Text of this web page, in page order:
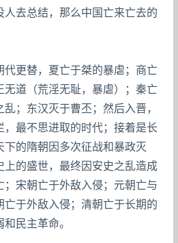
去总结，那么中国亡来亡去的
代更替，夏亡于桀的暴虐；商亡
无道（荒淫无耻，暴虐）；秦亡
；东汉灭于曹丕；然后入晋，
最不思进取的时代；接着是长
的隋朝因多次征战和暴政灭
上的盛世，最终因安史之乱造成
；宋朝亡于外敌入侵；元朝亡与
亡于外敌入侵；清朝亡于长期的
民主革命。